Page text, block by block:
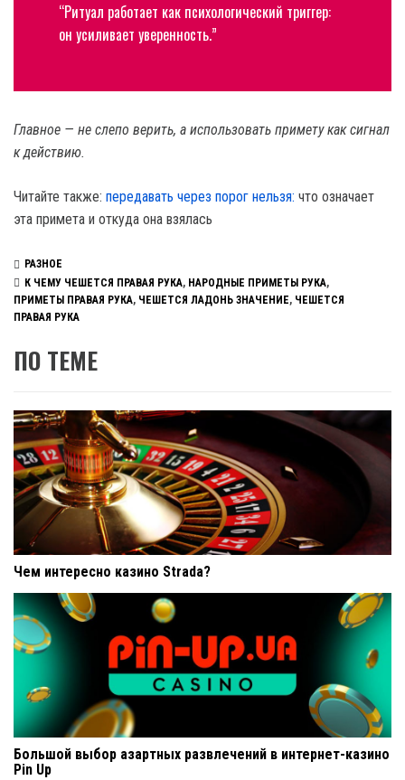
“Ритуал работает как психологический триггер:
он усиливает уверенность.”
Главное — не слепо верить, а использовать примету как сигнал
к действию.
Читайте также: передавать через порог нельзя: что означает
эта примета и откуда она взялась
РАЗНОЕ
К ЧЕМУ ЧЕШЕТСЯ ПРАВАЯ РУКА, НАРОДНЫЕ ПРИМЕТЫ РУКА,
ПРИМЕТЫ ПРАВАЯ РУКА, ЧЕШЕТСЯ ЛАДОНЬ ЗНАЧЕНИЕ, ЧЕШЕТСЯ
ПРАВАЯ РУКА
ПО ТЕМЕ
Чем интересно казино Strada?
Большой выбор азартных развлечений в интернет-казино
Pin Up